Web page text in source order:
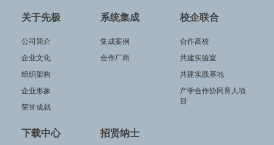
关于先极
公司简介
企业文化
组织架构
企业形象
荣誉成就
系统集成
集成案例
合作厂商
校企联合
合作高校
共建实验室
共建实践基地
产学合作协同育人项
目
下载中心 招贤纳士